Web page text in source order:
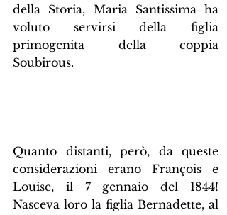
della Storia, Maria Santissima ha
voluto servirsi della figlia
primogenita della coppia
Soubirous.
Quanto distanti, però, da queste
considerazioni erano François e
Louise, il 7 gennaio del 1844!
Nasceva loro la figlia Bernadette, al